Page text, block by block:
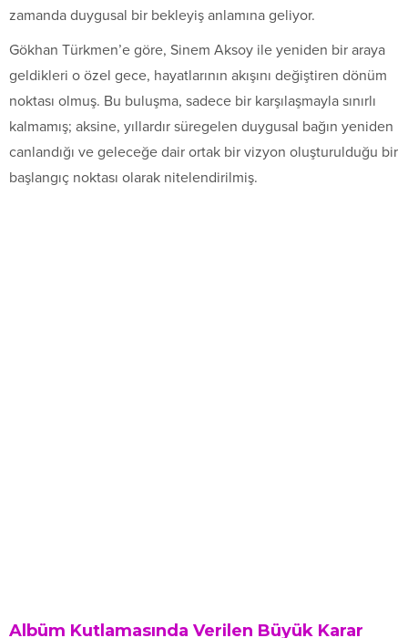
zamanda duygusal bir bekleyiş anlamına geliyor.
Gökhan Türkmen’e göre, Sinem Aksoy ile yeniden bir araya
geldikleri o özel gece, hayatlarının akışını değiştiren dönüm
noktası olmuş. Bu buluşma, sadece bir karşılaşmayla sınırlı
kalmamış; aksine, yıllardır süregelen duygusal bağın yeniden
canlandığı ve geleceğe dair ortak bir vizyon oluşturulduğu bir
başlangıç noktası olarak nitelendirilmiş.
Albüm Kutlamasında Verilen Büyük Karar